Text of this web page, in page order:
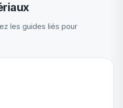
les guides liés pour